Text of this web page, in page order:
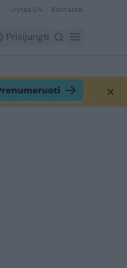
Lrytas EN Kontaktai
Prisijungti